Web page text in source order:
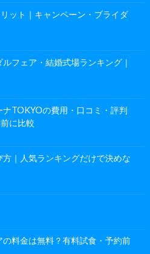
ット｜キャンペーン・ブライダ
フェア・結婚式場ランキング｜
ナTOKYOの費用・口コミ・評判
に比較
方｜人気ランキングだけで決めな
の料金は無料？有料試食・予約前